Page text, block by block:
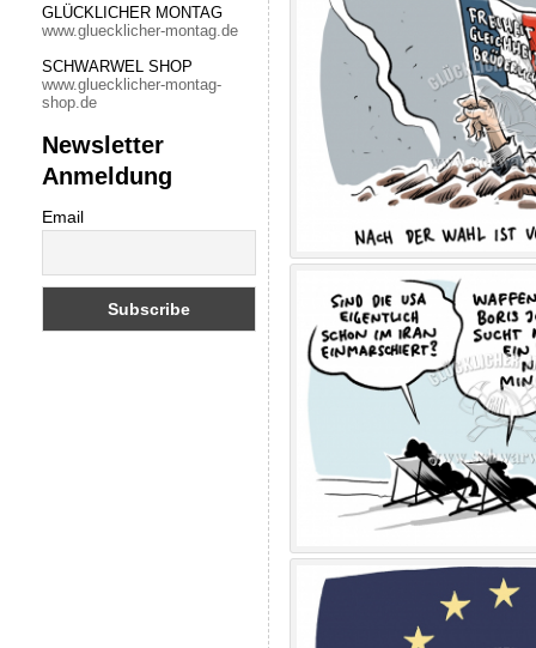
GLÜCKLICHER MONTAG
www.gluecklicher-montag.de
SCHWARWEL SHOP
www.gluecklicher-montag-
shop.de
Newsletter
Anmeldung
Email